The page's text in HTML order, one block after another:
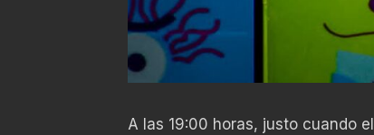
A las 19:00 horas, justo cuando